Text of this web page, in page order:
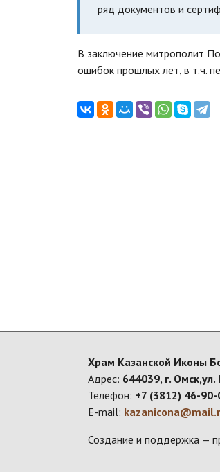
ряд документов и
В заключение митрополит
ошибок прошлых лет, в т.ч.
Храм Казанской Иконы
Адрес: 644039, г. Омск,ул.
Телефон: +7 (3812) 46-90-
E-mail:
Создание и поддержка —